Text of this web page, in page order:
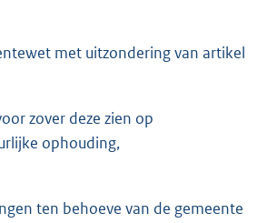
met uitzondering van artikel
zover deze zien op
ophouding,
ten behoeve van de gemeente